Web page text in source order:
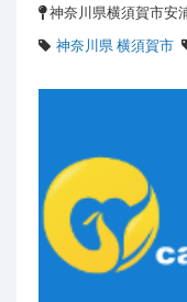
神奈川県横須賀市安
神奈川県 横須賀市